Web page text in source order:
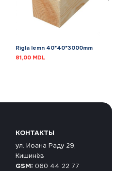
Rigla lemn 40*40*3000mm
81,00 MDL
КОНТАКТЫ
ул. Иоана Раду 29,
Кишинёв
GSM: 060 44 22 77